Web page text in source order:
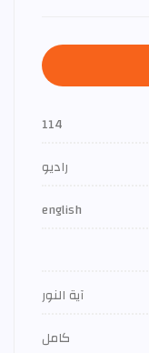
114
راديو
english
آية النور
كامل